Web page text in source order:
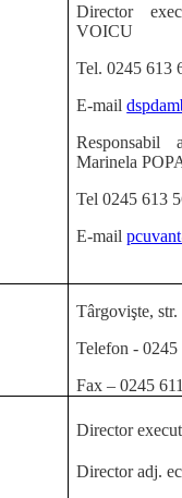
Director
VOICU
Tel. 0245 613
E-mail
Responsabil
Marinela
Tel 0245 613
E-mail
Târgovişte,
Telefon -
Fax – 0245
Director
Director adj.